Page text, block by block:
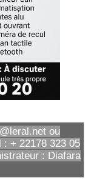
ou
+ 22178 323 05
: Diafara